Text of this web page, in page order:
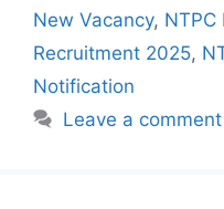
New Vacancy, NTPC
Recruitment 2025,
Notification
Leave a comment